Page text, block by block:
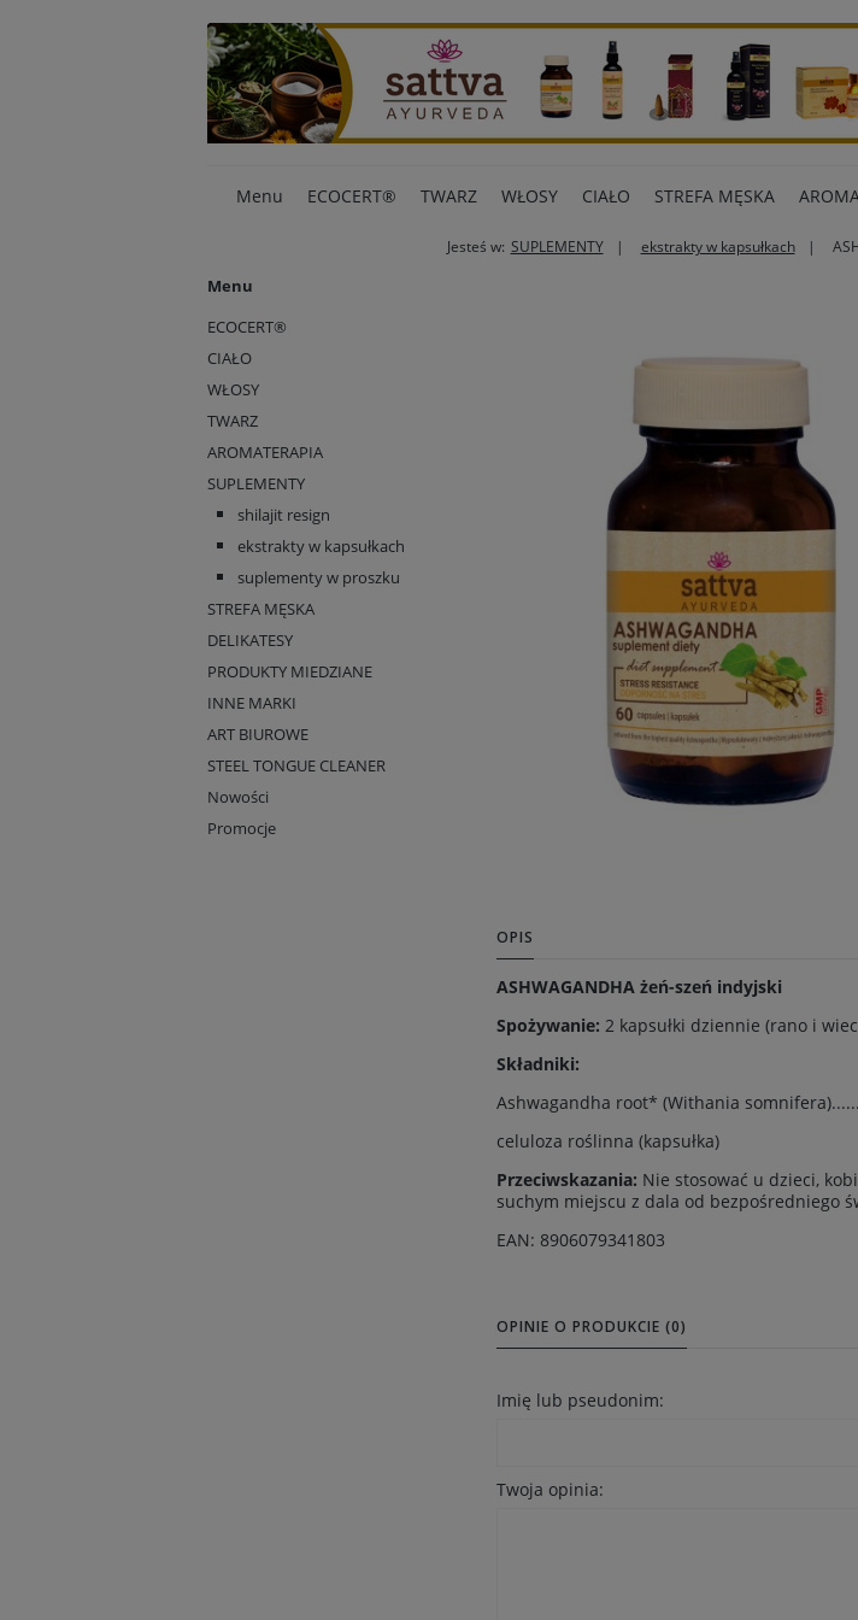
Menu ECOCERT® TWARZ WŁOSY CIAŁO STREFA MĘSKA
Jesteś w: SUPLEMENTY ekstrakty w kapsułkach
Menu
ECOCERT®
CIAŁO
WŁOSY
TWARZ
AROMATERAPIA
SUPLEMENTY
shilajit resign
ekstrakty w kapsułkach
suplementy w proszku
STREFA MĘSKA
DELIKATESY
PRODUKTY MIEDZIANE
INNE MARKI
ART BIUROWE
STEEL TONGUE CLEANER
Nowości
Promocje
OPIS
ASHWAGANDHA żeń-szeń indyjski
Spożywanie: 2 kapsułki dziennie (rano i
Składniki:
Ashwagandha root* (Withania
celuloza roślinna (kapsułka)
Przeciwskazania: Nie stosować u dzieci,
suchym miejscu z dala od bezpośredniego
EAN: 8906079341803
OPINIE O PRODUKCIE (0)
Imię lub pseudonim:
Twoja opinia: